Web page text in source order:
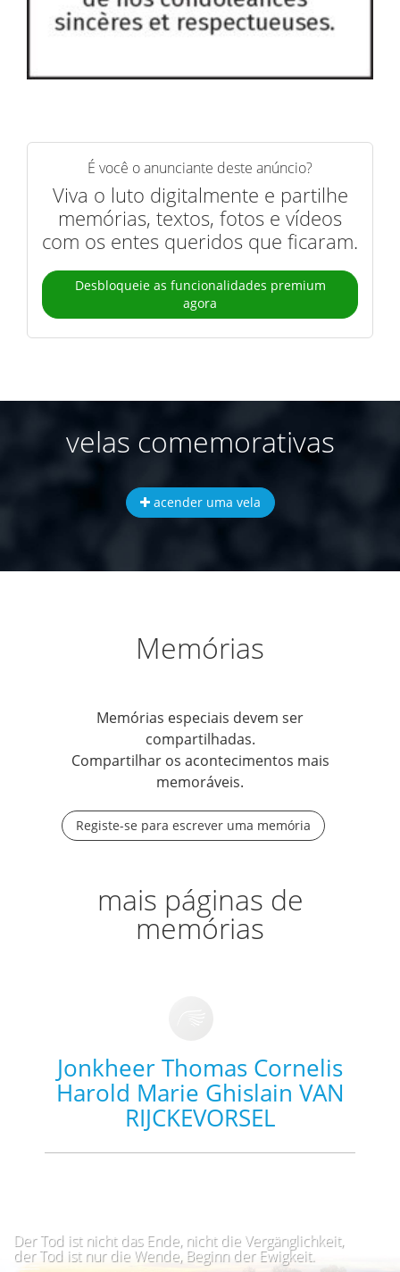
É você o anunciante deste anúncio?
Viva o luto digitalmente e partilhe
memórias, textos, fotos e vídeos
com os entes queridos que ficaram.
Desbloqueie as funcionalidades premium
agora
velas comemorativas
acender uma vela
Memórias
Memórias especiais devem ser
compartilhadas.
Compartilhar os acontecimentos mais
memoráveis.
Registe-se para escrever uma memória
mais páginas de
memórias
Jonkheer Thomas Cornelis
Harold Marie Ghislain VAN
RIJCKEVORSEL
Der Tod ist nicht das Ende, nicht die Vergänglichkeit,
der Tod ist nur die Wende, Beginn der Ewigkeit.